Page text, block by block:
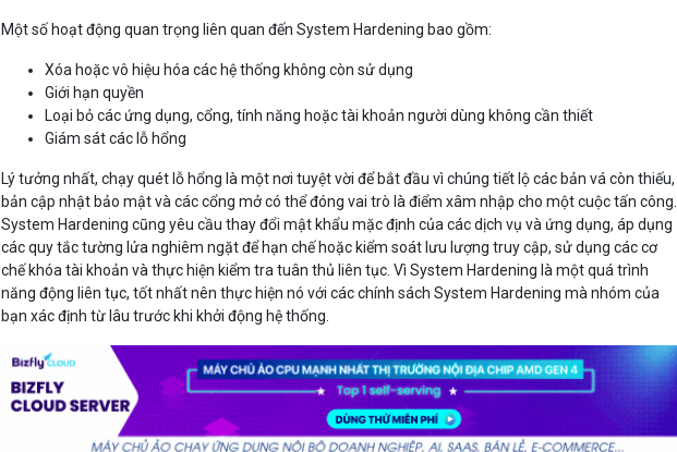
Một số hoạt động quan trọng liên quan đến System Hardening bao gồm:
Xóa hoặc vô hiệu hóa các hệ thống không còn sử dụng
Giới hạn quyền
Loại bỏ các ứng dụng, cổng, tính năng hoặc tài khoản người dùng không cần thiết
Giám sát các lỗ hổng
Lý tưởng nhất, chạy quét lỗ hổng là một nơi tuyệt vời để bắt đầu vì chúng tiết lộ các bản vá còn thiếu,
bản cập nhật bảo mật và các cổng mở có thể đóng vai trò là điểm xâm nhập cho một cuộc tấn công.
System Hardening cũng yêu cầu thay đổi mật khẩu mặc định của các dịch vụ và ứng dụng, áp dụng
các quy tắc tường lửa nghiêm ngặt để hạn chế hoặc kiểm soát lưu lượng truy cập, sử dụng các cơ
chế khóa tài khoản và thực hiện kiểm tra tuân thủ liên tục. Vì System Hardening là một quá trình
năng động liên tục, tốt nhất nên thực hiện nó với các chính sách System Hardening mà nhóm của
bạn xác định từ lâu trước khi khởi động hệ thống.